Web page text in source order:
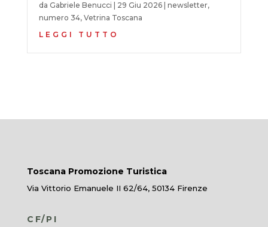
da Gabriele Benucci 29 Giu 2026| newsletter,
numero 34, Vetrina Toscana
LEGGI TUTTO
Toscana Promozione Turistica
Via Vittorio Emanuele II 62/64, 50134 Firenze
CF/PI